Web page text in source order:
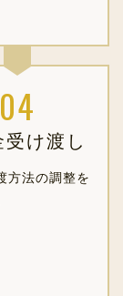
け渡し
方法の調整を